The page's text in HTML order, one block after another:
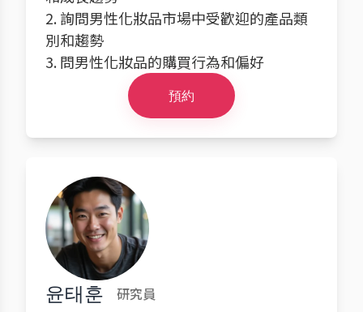
2. 詢問男性化妝品市場中受歡迎的產品類
別和趨勢
3. 問男性化妝品的購買行為和偏好
預約
윤태훈 研究員